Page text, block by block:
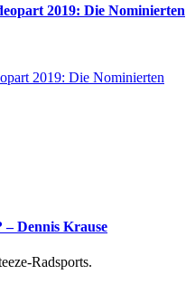
2019: Die Nominierten
2019: Die Nominierten
Dennis Krause
Radsports.